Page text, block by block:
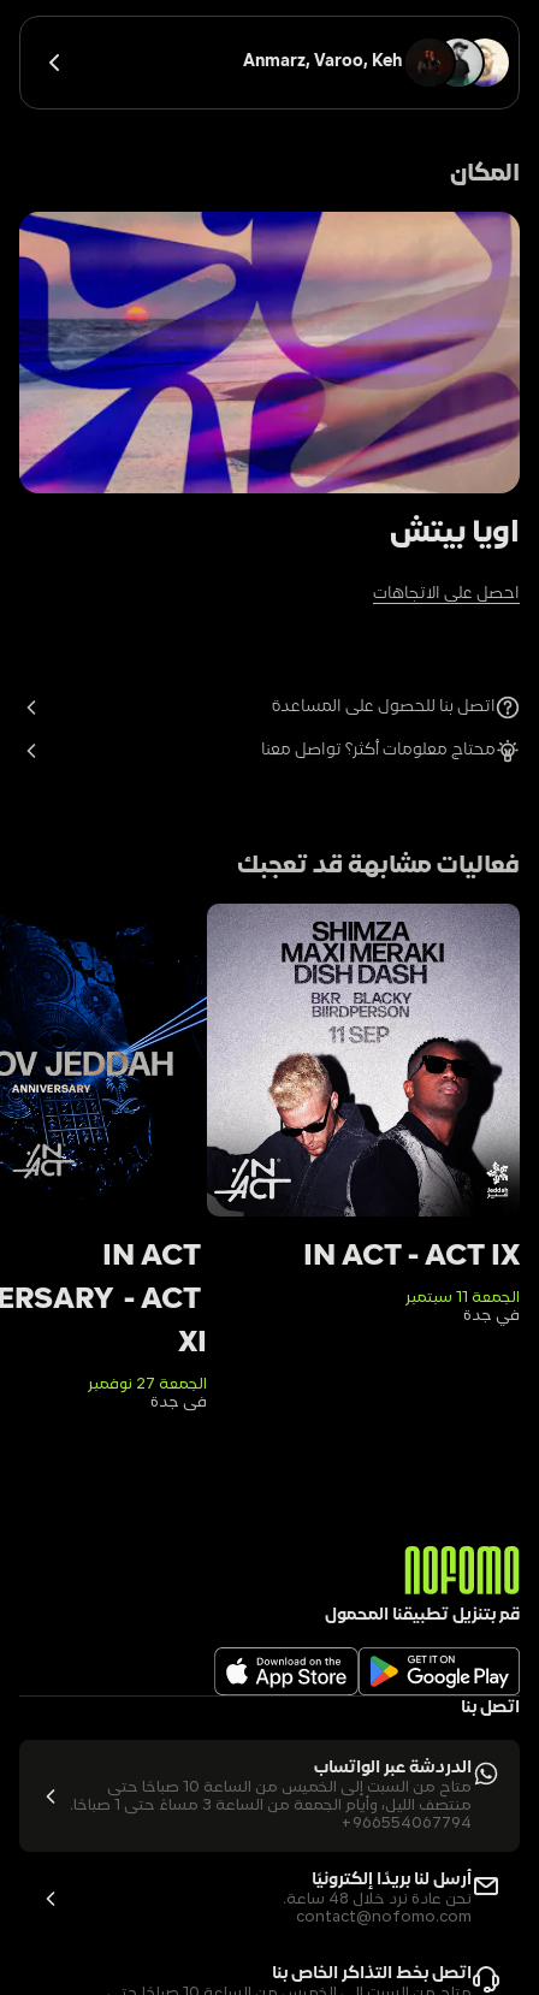
Anmarz, Varoo, Keh
المكان
اويا بيتش
احصل على الاتجاهات
اتصل بنا للحصول على المساعدة
محتاج معلومات أكثر؟ تواصل معنا
فعاليات مشابهة قد تعجبك
IN ACT - ACT IX
الجمعة 11 سبتمبر
في جدة
IN ACT
- ACT
XI
الجمعة 27 نوفمبر
في جدة
قم بتنزيل تطبيقنا المحمول
اتصل بنا
الدردشة عبر الواتساب
منتصف الليل، وأيام الجمعة من الساعة 3 مساءً حتى 1 صباحًا.
+966554067794
أرسل لنا بريدًا إلكترونيًا
نحن عادة نرد خلال 48 ساعة.
contact@nofomo.com
اتصل بخط التذاكر الخاص بنا